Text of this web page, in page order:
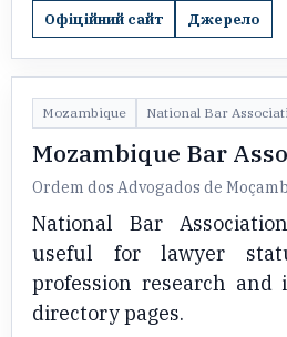
Офіційний сайт Джерело
Mozambique National Bar
Mozambique Bar
Ordem dos Advogados de
National Bar
useful for lawyer
profession research and
directory pages.